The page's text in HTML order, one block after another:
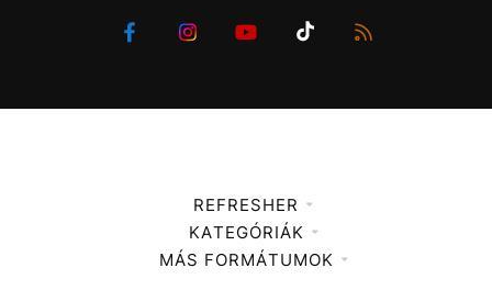
REFRESHER
Médiaajánlat
KATEGÓRIÁK
Zene
MÁS FORMÁTUMOK